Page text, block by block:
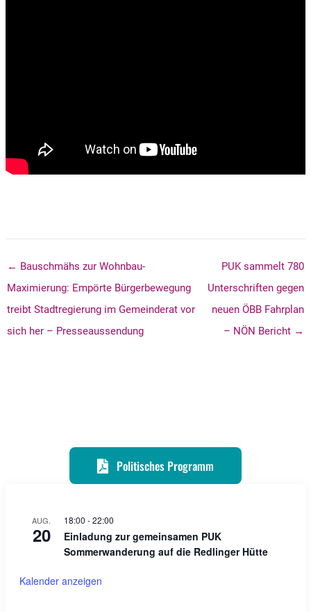
← Bauschmähs zur Wohnbau-
Maximierung: Empörte Bürgerbewegung
treibt Stadtregierung im Gemeinderat vor
sich her – Presseaussendung
PUK sammelt 780
Unterschriften gegen
neuen ÖBB Fahrplan
– NÖN Bericht →
Politisches Programm
AUG.
20
18:00 -22:00
Einladung zur gemeinsamen PUK
Sommerwanderung auf die Redlinger Hütte
Kalender anzeigen